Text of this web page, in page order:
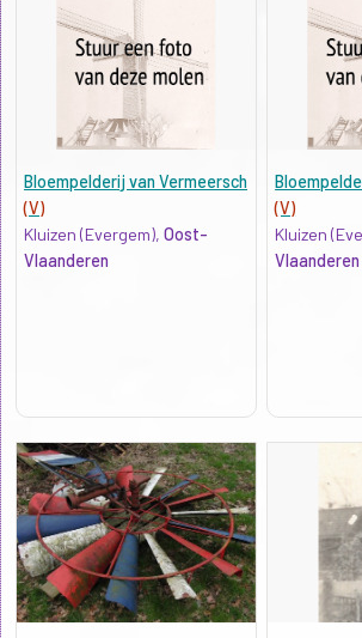
Bloempelderij van Vermeersch
(V)
Kluizen (Evergem), Oost-
Vlaanderen
(V)
Kluizen
Vlaanderen